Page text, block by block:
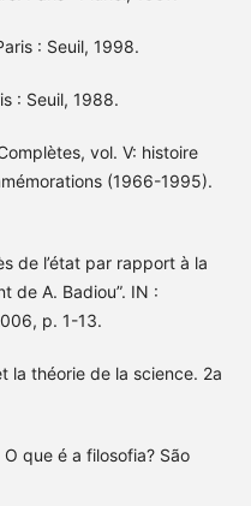
: Seuil, 1998.
: Seuil, 1988.
vol. V: histoire
(1966-1995).
de l’état par rapport à la
de A. Badiou”. IN :
p. 1-13.
la théorie de la science. 2a
O que é a filosofia? São